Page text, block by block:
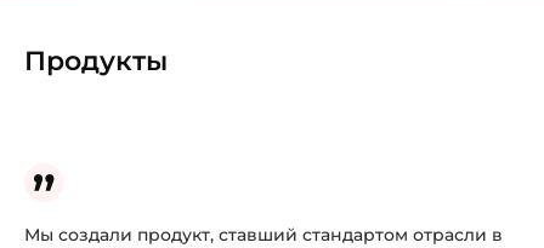
Продукты
Мы создали продукт, ставший стандартом отрасли в